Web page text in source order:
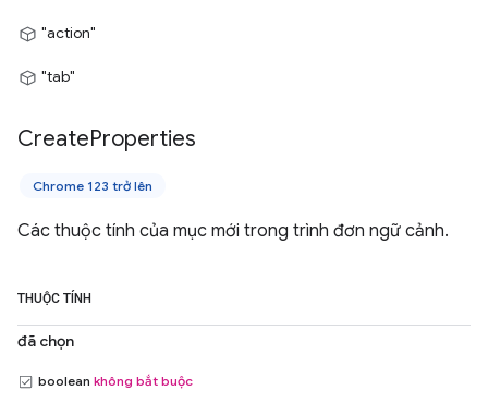
"action"
"tab"
CreateProperties
Chrome 123 trở lên
Các thuộc tính của mục mới trong trình đơn ngữ cảnh.
THUỘC TÍNH
đã chọn
boolean không bắt buộc